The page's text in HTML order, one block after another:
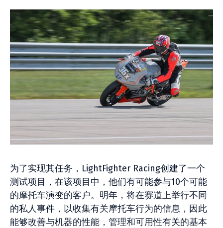
为了实现其任务，LightFighter Racing创建了一个
测试项目，在该项目中，他们有可能参与10个可能
的摩托车演变的客户。明年，将在赛道上举行不同
的私人事件，以收集有关摩托车行为的信息，因此
能够改善与机器的性能，管理和可用性有关的基本